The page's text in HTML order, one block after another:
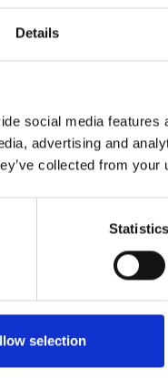
Details
social media
advertising and
collected from
Statistics
selection